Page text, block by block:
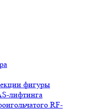
фигуры
лифтинга
RF-